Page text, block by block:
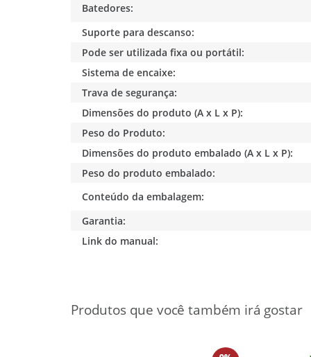
Batedores:
Suporte para descanso:
Pode ser utilizada fixa ou portátil:
Sistema de encaixe:
Trava de segurança:
Dimensões do produto (A x L x P):
Peso do Produto:
Dimensões do produto embalado (A x L x P):
Peso do produto embalado:
Conteúdo da embalagem:
Garantia:
Link do manual: